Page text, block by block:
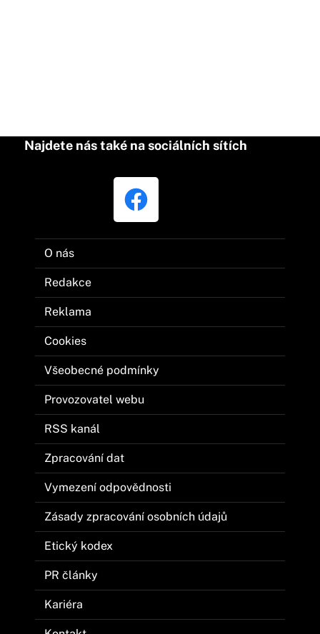
Najdete nás také na sociálních sítích
O nás
Redakce
Reklama
Cookies
Všeobecné podmínky
Provozovatel webu
RSS kanál
Zpracování dat
Vymezení odpovědnosti
Zásady zpracování osobních údajů
Etický kodex
PR články
Kariéra